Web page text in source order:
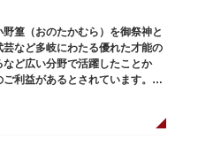
願や、落語の演目にある「元
ポットです。
篁（おのたかむら）を御祭神と
など多岐にわたる優れた才能の
ど広い分野で活躍したことか
利益があるとされています。
ニチュアの富士山「富士塚」
和を代表する囲碁棋士・藤沢秀行